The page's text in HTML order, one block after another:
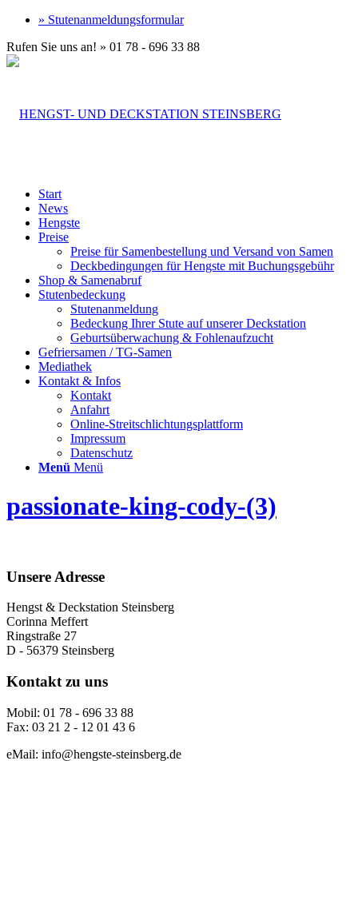
» Stutenanmeldungsformular
Rufen Sie uns an! » 01 78 - 696 33 88
Start
News
Hengste
Preise
Preise für Samenbestellung und Versand von Samen
Deckbedingungen für Hengste mit Buchungsgebühr
Shop & Samenabruf
Stutenbedeckung
Stutenanmeldung
Bedeckung Ihrer Stute auf unserer Deckstation
Geburtsüberwachung & Fohlenaufzucht
Gefriersamen / TG-Samen
Mediathek
Kontakt & Infos
Kontakt
Anfahrt
Online-Streitschlichtungsplattform
Impressum
Datenschutz
Menü Menü
passionate-king-cody-(3)
Unsere Adresse
Hengst & Deckstation Steinsberg
Corinna Meffert
Ringstraße 27
D - 56379 Steinsberg
Kontakt zu uns
Mobil: 01 78 - 696 33 88
Fax: 03 21 2 - 12 01 43 6
eMail: info@hengste-steinsberg.de